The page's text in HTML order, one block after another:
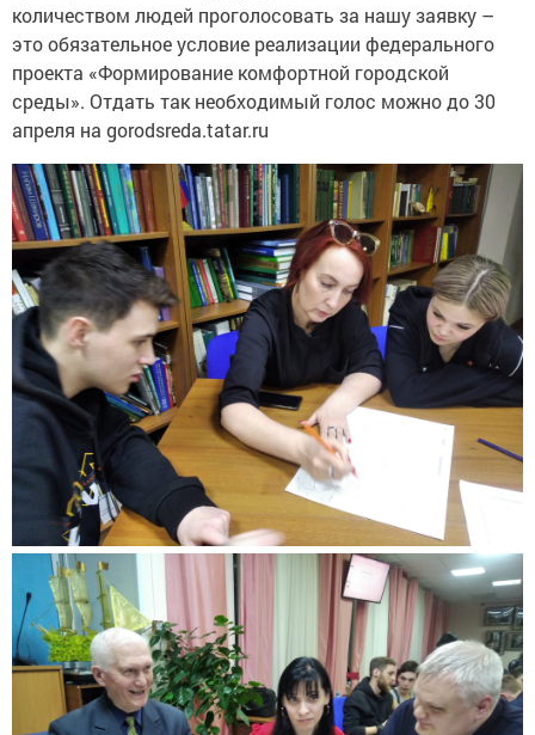
количеством людей проголосовать за нашу заявку –
это обязательное условие реализации федерального
проекта «Формирование комфортной городской
среды». Отдать так необходимый голос можно до 30
апреля на gorodsreda.tatar.ru